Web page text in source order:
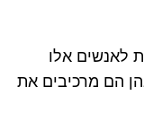
לאנשים אלו
הם מרכיבים את